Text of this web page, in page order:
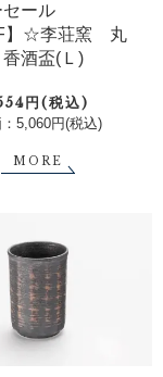
セール
】☆李荘窯 丸
酒盃(Ｌ)
円(税込)
5,060円(税込)
MORE